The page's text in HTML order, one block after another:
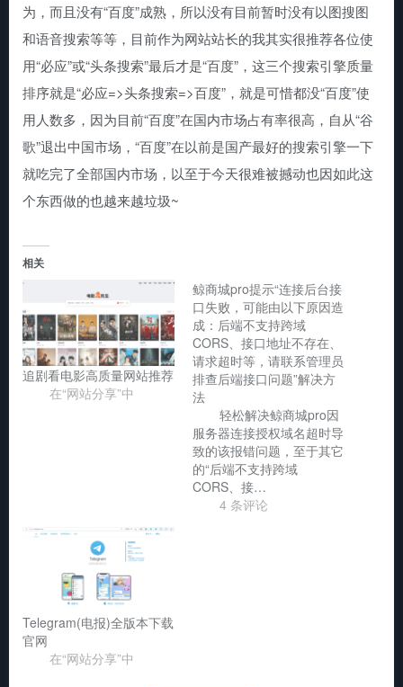
为，而且没有“百度”成熟，所以没有目前暂时没有以图搜图
和语音搜索等等，目前作为网站站长的我其实很推荐各位使
用“必应”或“头条搜索”最后才是“百度”，这三个搜索引擎质量
排序就是“必应=>头条搜索=>百度”，就是可惜都没“百度”使
用人数多，因为目前“百度”在国内市场占有率很高，自从“谷
歌”退出中国市场，“百度”在以前是国产最好的搜索引擎一下
就吃完了全部国内市场，以至于今天很难被撼动也因如此这
个东西做的也越来越垃圾~
相关
追剧看电影高质量网站推荐
在“网站分享”中
鲸商城pro提示“连接后台接
口失败，可能由以下原因造
成：后端不支持跨域
CORS、接口地址不存在、
请求超时等，请联系管理员
排查后端接口问题”解决方
法
轻松解决鲸商城pro因
服务器连接授权域名超时导
致的该报错问题，至于其它
的“后端不支持跨域
CORS、接…
4 条评论
Telegram(电报)全版本下载
官网
在“网站分享”中